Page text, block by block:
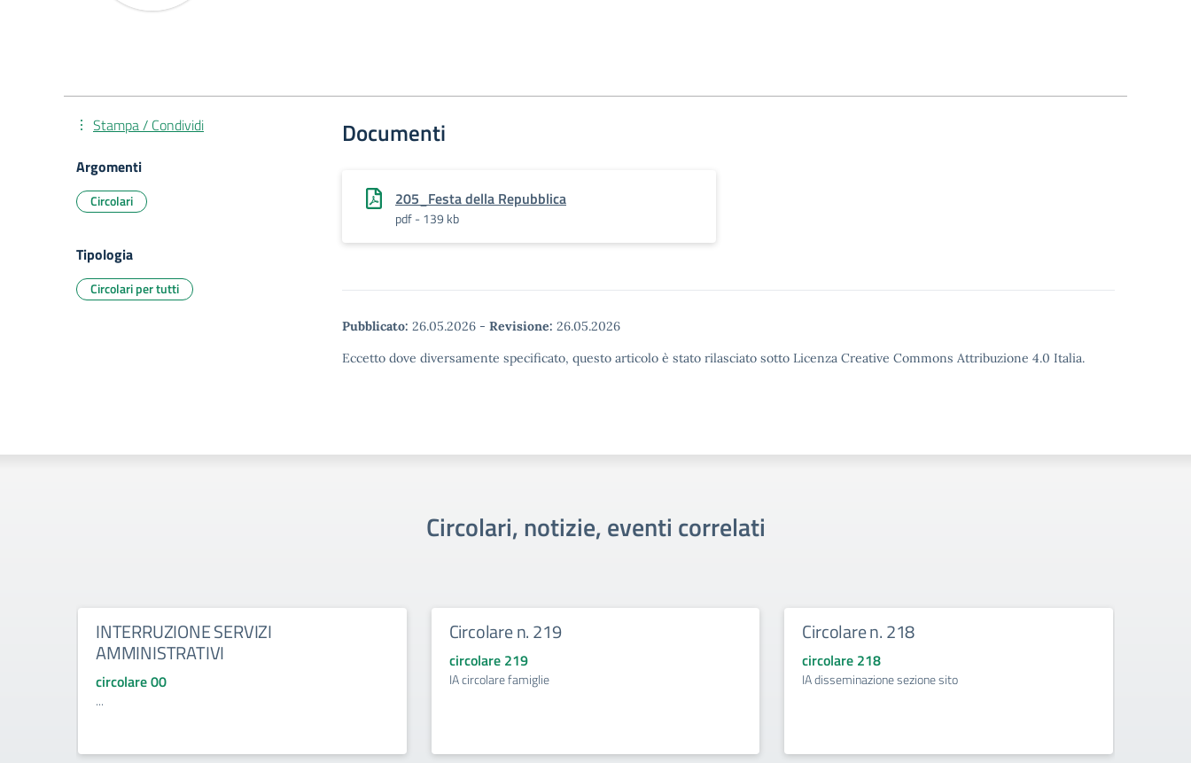
Documenti
205_Festa della Repubblica
pdf - 139 kb
Pubblicato: 26.05.2026 - Revisione: 26.05.2026
Eccetto dove diversamente specificato, questo articolo è stato rilasciato sotto Licenza Creative Commons Attribuzione 4.0 Italia.
Stampa / Condividi
Argomenti
Circolari
Tipologia
Circolari per tutti
Circolari, notizie, eventi correlati
INTERRUZIONE SERVIZI
AMMINISTRATIVI
circolare 00
...
Circolare n. 219
circolare 219
IA circolare famiglie
Circolare n. 218
circolare 218
IA disseminazione sezione sito